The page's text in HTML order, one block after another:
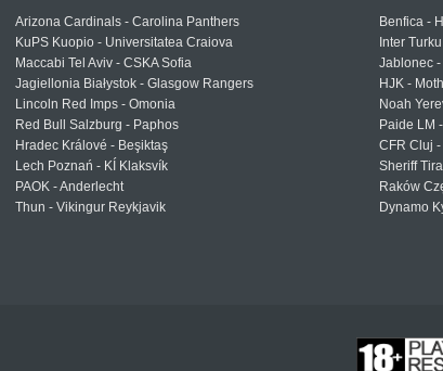
Arizona Cardinals - Carolina Panthers
KuPS Kuopio - Universitatea Craiova
Maccabi Tel Aviv - CSKA Sofia
Jagiellonia Białystok - Glasgow Rangers
Lincoln Red Imps - Omonia
Red Bull Salzburg - Paphos
Hradec Králové - Beşiktaş
Lech Poznań - KÍ Klaksvík
PAOK - Anderlecht
Thun - Vikingur Reykjavik
Benfica -
Inter
Jablonec -
HJK -
Noah
Paide LM
CFR Cluj
Sheriff
Raków
Dynamo